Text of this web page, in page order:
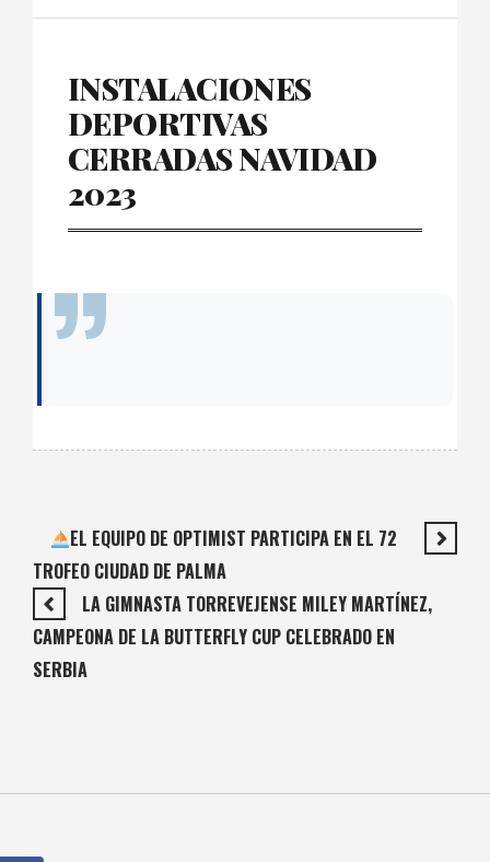
INSTALACIONES
DEPORTIVAS
CERRADAS NAVIDAD
2023
EL EQUIPO DE OPTIMIST PARTICIPA EN EL 72
TROFEO CIUDAD DE PALMA
LA GIMNASTA TORREVEJENSE MILEY MARTÍNEZ,
CAMPEONA DE LA BUTTERFLY CUP CELEBRADO EN
SERBIA